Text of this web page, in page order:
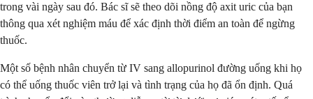
trong vài ngày sau đó. Bác sĩ sẽ theo dõi nồng độ axit uric của bạn
thông qua xét nghiệm máu để xác định thời điểm an toàn để ngừng
thuốc.
Một số bệnh nhân chuyển từ IV sang allopurinol đường uống khi họ
có thể uống thuốc viên trở lại và tình trạng của họ đã ổn định. Quá